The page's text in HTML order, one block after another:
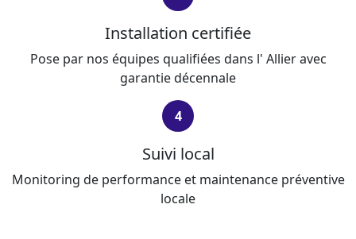
Installation certifiée
Pose par nos équipes qualifiées dans l' Allier avec
garantie décennale
4
Suivi local
Monitoring de performance et maintenance préventive
locale